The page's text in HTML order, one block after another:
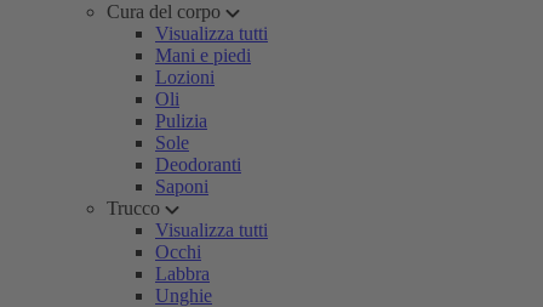
Cura del corpo
Visualizza tutti
Mani e piedi
Lozioni
Oli
Pulizia
Sole
Deodoranti
Saponi
Trucco
Visualizza tutti
Occhi
Labbra
Unghie